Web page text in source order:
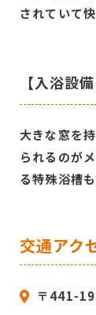
されていて
【入浴設
大きな窓を
られるのが
る特殊浴槽
交通アク
〒441-